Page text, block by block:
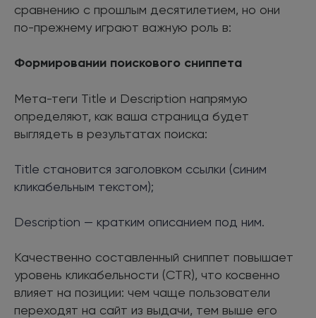
сравнению с прошлым десятилетием, но они
по-прежнему играют важную роль в:
Формировании поискового сниппета
Мета-теги Title и Description напрямую
определяют, как ваша страница будет
выглядеть в результатах поиска:
Title становится заголовком ссылки (синим
кликабельным текстом);
Description — кратким описанием под ним.
Качественно составленный сниппет повышает
уровень кликабельности (CTR), что косвенно
влияет на позиции: чем чаще пользователи
переходят на сайт из выдачи, тем выше его